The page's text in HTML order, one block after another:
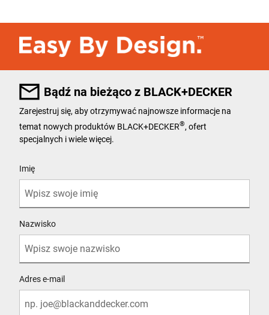
Bądź na bieżąco z BLACK+DECKER
Zarejestruj się, aby otrzymywać najnowsze informacje na
temat nowych produktów BLACK+DECKER® , ofert
specjalnych i wiele więcej.
Imię
Nazwisko
Adres e-mail